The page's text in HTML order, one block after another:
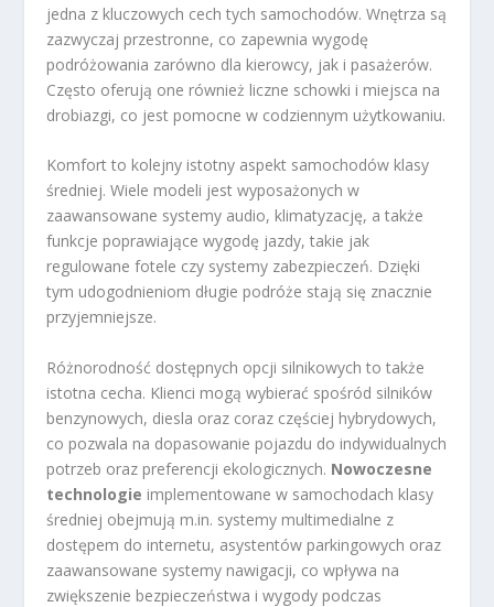
jedna z kluczowych cech tych samochodów. Wnętrza są
zazwyczaj przestronne, co zapewnia wygodę
podróżowania zarówno dla kierowcy, jak i pasażerów.
Często oferują one również liczne schowki i miejsca na
drobiazgi, co jest pomocne w codziennym użytkowaniu.
Komfort to kolejny istotny aspekt samochodów klasy
średniej. Wiele modeli jest wyposażonych w
zaawansowane systemy audio, klimatyzację, a także
funkcje poprawiające wygodę jazdy, takie jak
regulowane fotele czy systemy zabezpieczeń. Dzięki
tym udogodnieniom długie podróże stają się znacznie
przyjemniejsze.
Różnorodność dostępnych opcji silnikowych to także
istotna cecha. Klienci mogą wybierać spośród silników
benzynowych, diesla oraz coraz częściej hybrydowych,
co pozwala na dopasowanie pojazdu do indywidualnych
potrzeb oraz preferencji ekologicznych. Nowoczesne
technologie implementowane w samochodach klasy
średniej obejmują m.in. systemy multimedialne z
dostępem do internetu, asystentów parkingowych oraz
zaawansowane systemy nawigacji, co wpływa na
zwiększenie bezpieczeństwa i wygody podczas